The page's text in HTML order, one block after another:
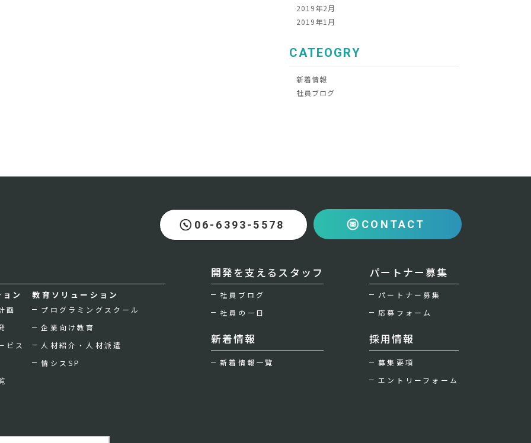
2019年2月
2019年1月
CATEOGRY
新着情報
社員ブログ
06-6393-5578 CONTACT
ン 教育ソリューション
画
プログラミングスクール
企業向け教育
ビス
人材紹介・人材派遣
情シスSP
開発を支えるスタッフ
社員ブログ
社員の一日
新着情報
新着情報一覧
パートナー募集
パートナー募集
応募フォーム
採用情報
募集要項
エントリーフォーム